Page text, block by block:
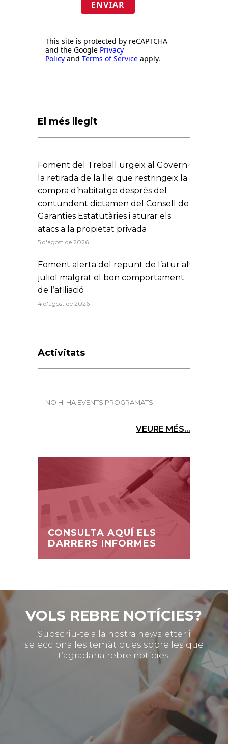
ENVIAR
This site is protected by reCAPTCHA
and the Google Privacy
Policy and Terms of Service apply.
El més llegit
Foment del Treball urgeix al Govern
la retirada de la llei que restringeix la
compra d’habitatge després del
contundent dictamen del Consell de
Garanties Estatutàries i aturar els
atacs a la propietat privada
5 d'agost de 2026
Foment alerta del repunt de l’atur al
juliol malgrat el bon comportament
de l’afiliació
4 d'agost de 2026
Activitats
NO HI HA EVENTS PROGRAMATS
VEURE MÉS...
CONSULTA AQUÍ ELS
DARRERS INFORMES
VOLS REBRE NOTÍCIES?
Subscriu-te a la nostra newsletter i
selecciona les temàtiques sobre les que
t’agradaria rebre notícies.